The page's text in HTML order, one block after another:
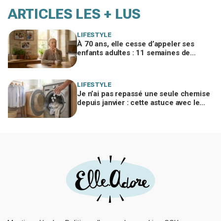
ARTICLES LES + LUS
LIFESTYLE
À 70 ans, elle cesse d’appeler ses
enfants adultes : 11 semaines de
LIFESTYLE
Je n’ai pas repassé une seule chemise
depuis janvier : cette astuce avec le